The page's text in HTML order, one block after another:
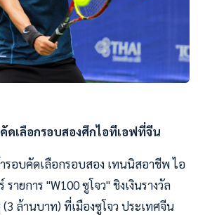
ดเลือกรอบสองศึกไอทีเอฟที่จีน
รอบคัดเลือกรอบสอง เทนนิสอาชีพ ไอ
ายการ "W100 ซูโจว" ชิงเงินรางวัล
ล้านบาท) ที่เมืองซูโจว ประเทศจีน